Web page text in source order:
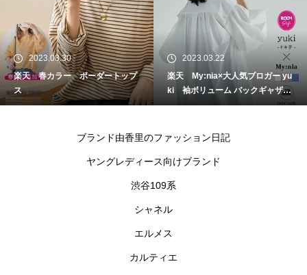
2023.03.30
楽天 春カラー ボーダートップ
ス
2023.03.22
楽天 My:nia×大人気ブロガー yu
ki 袖ボリューム バックギャザー
シャツ
ブランド由香里のファッション日記
ヤングレディース向けブランド
渋谷109系
シャネル
エルメス
カルティエ